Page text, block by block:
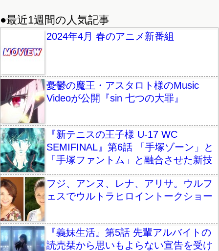
●最近1週間の人気記事
2024年4月 春のアニメ新番組
憂鬱の魔王・アスタロト様のMusic
Videoが公開『sin 七つの大罪』
『新テニスの王子様 U-17 WC
SEMIFINAL』第6話 「手塚ゾーン」と
「手塚ファントム」と融合させた新技
フジ、アンヌ、レナ、アリサ。ウルフ
ェスでウルトラヒロイントークショー
『義妹生活』第5話 先輩アルバイトの
読売栞から思いもよらない宣告を受け